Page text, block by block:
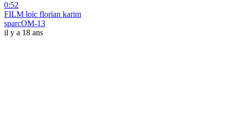
0:52
FILM loic florian karim
sparcOM-13
il y a 18 ans